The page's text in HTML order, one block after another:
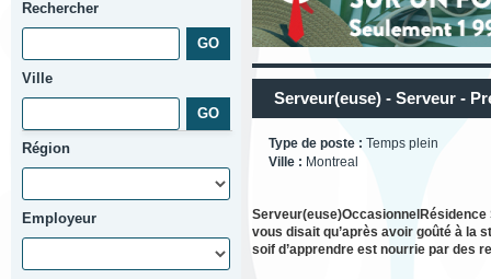
Rechercher
Ville
Région
Employeur
Serveur(euse) - Serveur -
Type de poste : Temps plein
Ville : Montreal
Serveur(euse)OccasionnelRésidence
vous disait qu’après avoir goûté à la
soif d’apprendre est nourrie par des